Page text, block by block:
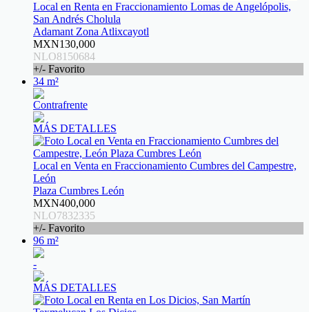
Local en Renta en Fraccionamiento Lomas de Angelópolis,
San Andrés Cholula
Adamant Zona Atlixcayotl
MXN130,000
NLO8150684
+/- Favorito
34 m²
Contrafrente
MÁS DETALLES
Local en Venta en Fraccionamiento Cumbres del Campestre,
León
Plaza Cumbres León
MXN400,000
NLO7832335
+/- Favorito
96 m²
-
MÁS DETALLES